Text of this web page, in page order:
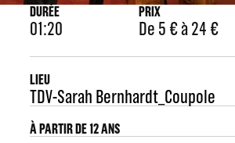
DURÉE
01:20
PRIX
De 5 € à 24 €
LIEU
TDV-Sarah Bernhardt_Coupole
À PARTIR DE 12 ANS